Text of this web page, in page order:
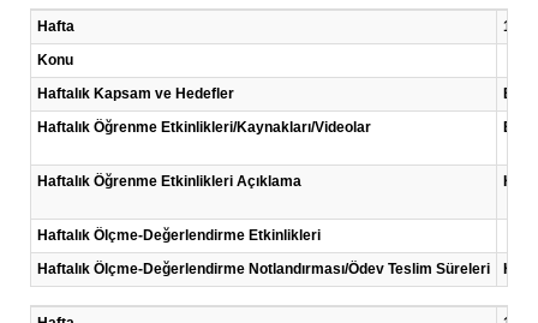
Hafta
13
Konu
Haftalık Kapsam ve Hedefler
Bilgi
Haftalık Öğrenme Etkinlikleri/Kaynakları/Videolar
Haftalık Öğrenme Etkinlikleri Açıklama Her
Haftalık Ölçme-Değerlendirme Etkinlikleri
Haftalık Ölçme-Değerlendirme Notlandırması/Ödev Teslim Süreleri
Her